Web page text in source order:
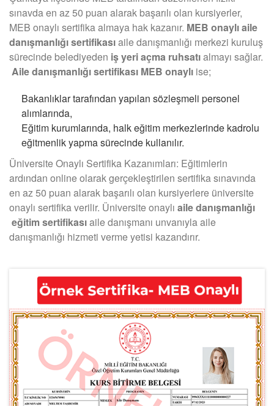
sınavda en az 50 puan alarak başarılı olan kursiyerler,
MEB onaylı sertifika almaya hak kazanır. MEB onaylı aile
danışmanlığı sertifikasıaile danışmanlığı merkezi kuruluş
sürecinde belediyeden iş yeri açma ruhsatıalmayı sağlar.
Aile danışmanlığı sertifikası MEB onaylı ise;
Bakanlıklar tarafından yapılan sözleşmeli personel
alımlarında,
Eğitim kurumlarında, halk eğitim merkezlerinde kadrolu
eğitmenlik yapma sürecinde kullanılır.
Üniversite Onaylı Sertifika Kazanımları: Eğitimlerin
ardından online olarak gerçekleştirilen sertifika sınavında
en az 50 puan alarak başarılı olan kursiyerlere üniversite
onaylı sertifika verilir. Üniversite onaylı aile danışmanlığı
eğitim sertifikasıaile danışmanı unvanıyla aile
danışmanlığı hizmeti verme yetisi kazandırır.